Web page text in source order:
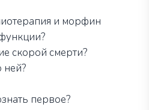
и морфин
скорой смерти?
ней?
первое?